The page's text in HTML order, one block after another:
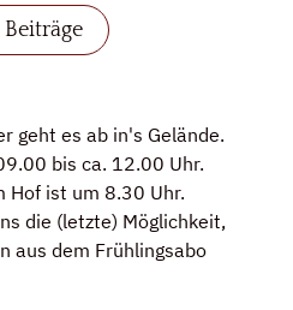
Beiträge
geht es ab in's Gelände.
bis ca. 12.00 Uhr.
Hof ist um 8.30 Uhr.
die (letzte) Möglichkeit,
aus dem Frühlingsabo